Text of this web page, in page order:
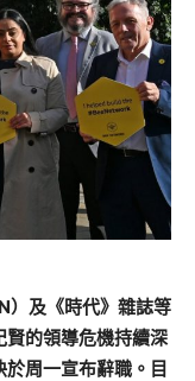
）及《時代》雜誌等
賢的領導危機持續深
周一宣布辭職。目